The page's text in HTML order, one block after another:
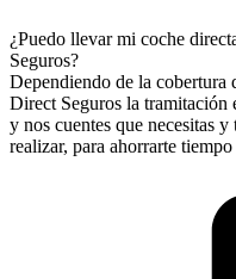
¿Puedo llevar mi coche
Seguros?
Dependiendo de la cobertura
Direct Seguros la tramitación
y nos cuentes que necesitas y
realizar, para ahorrarte